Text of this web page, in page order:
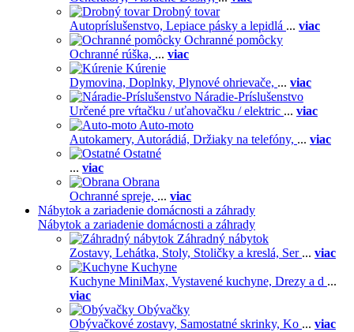
Drobný tovar
Autopríslušenstvo, Lepiace pásky a lepidlá ... viac
Ochranné pomôcky
Ochranné rúška, ... viac
Kúrenie
Dymovina, Doplnky, Plynové ohrievače, ... viac
Náradie-Príslušenstvo
Určené pre vŕtačku / uťahovačku / elektric ... viac
Auto-moto
Autokamery, Autorádiá, Držiaky na telefóny, ... viac
Ostatné
... viac
Obrana
Ochranné spreje, ... viac
Nábytok a zariadenie domácnosti a záhrady
Nábytok a zariadenie domácnosti a záhrady
Záhradný nábytok
Zostavy, Lehátka, Stoly, Stoličky a kreslá, Ser ... viac
Kuchyne
Kuchyne MiniMax, Vystavené kuchyne, Drezy a d ...
viac
Obývačky
Obývačkové zostavy, Samostatné skrinky, Ko ... viac